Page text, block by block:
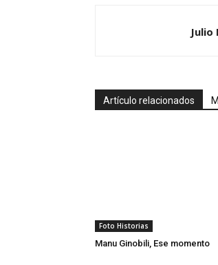
Julio
Artículo relacionados
Foto Historias
Manu Ginobili, Ese momento